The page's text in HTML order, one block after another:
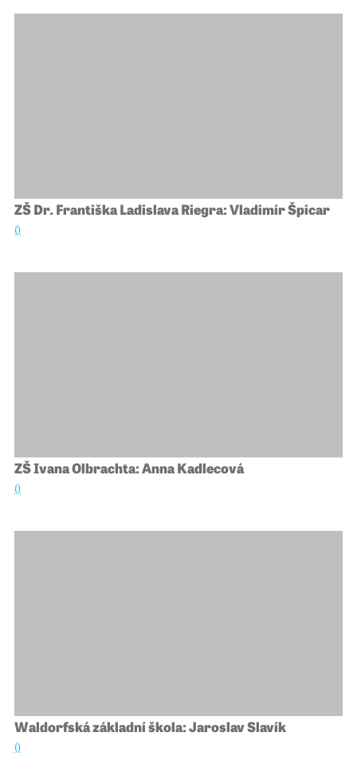
ZŠ Dr. Františka Ladislava Riegra: Vladimír Špicar
()
ZŠ Ivana Olbrachta: Anna Kadlecová
()
Waldorfská základní škola: Jaroslav Slavík
()